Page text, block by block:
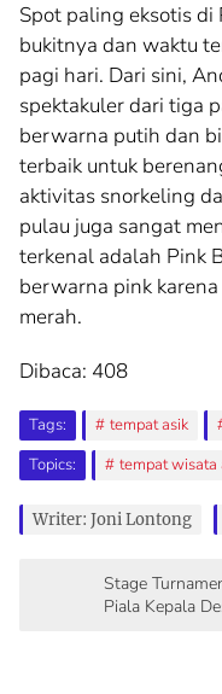
Spot paling eksotis di
bukitnya dan waktu
pagi hari. Dari sini,
spektakuler dari tiga
berwarna putih dan
terbaik untuk
aktivitas snorkeling
pulau juga sangat
terkenal adalah Pink
berwarna pink
merah.
Dibaca: 408
Tags: tempat asik
Topics:
tempat wisata
Writer: Joni Lontong
Stage
Piala Kepala